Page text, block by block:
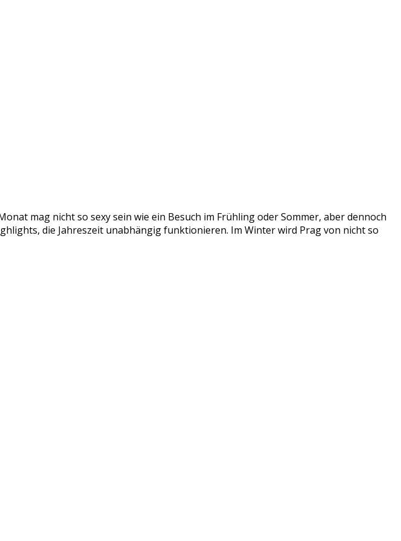
mag nicht so sexy sein wie ein Besuch im Frühling oder Sommer, aber dennoch
die Jahreszeit unabhängig funktionieren. Im Winter wird Prag von nicht so